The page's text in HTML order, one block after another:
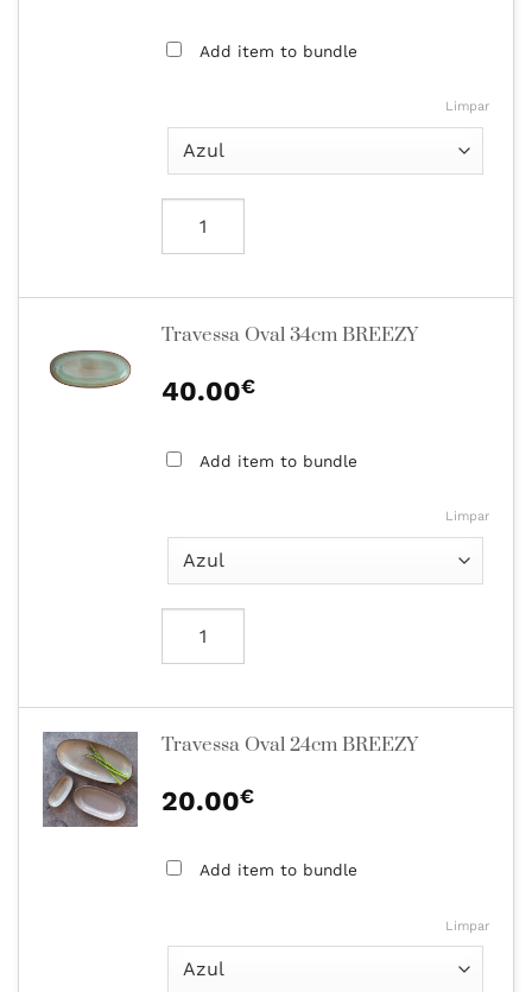
Add item to bundle
Limpar
Travessa Oval 34cm BREEZY
40.00€
Add item to bundle
Limpar
Travessa Oval 24cm BREEZY
20.00€
Add item to bundle
Limpar